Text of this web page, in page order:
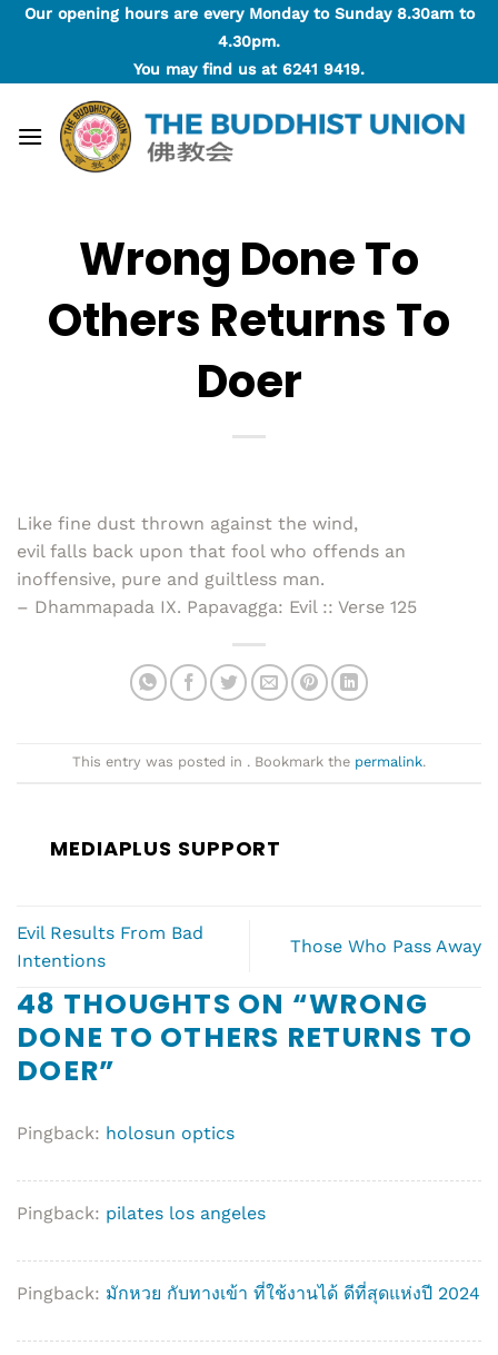
SkipOur opening hours are every Monday to Sunday 8.30am to
4.30pm.
You may find us at 6241 9419.
Wrong Done To
Others Returns To
Doer
Like fine dust thrown against the wind,
evil falls back upon that fool who offends an
inoffensive, pure and guiltless man.
– Dhammapada IX. Papavagga: Evil :: Verse 125
This entry was posted in . Bookmark the permalink.
MEDIAPLUS SUPPORT
Evil Results From Bad
Intentions
Those Who Pass Away
48 THOUGHTS ON “WRONG
DONE TO OTHERS RETURNS TO
DOER”
Pingback: holosun optics
Pingback: pilates los angeles
Pingback: มักหวย กับทางเข้า ที่ใช้งานได้ ดีที่สุดแห่งปี 2024